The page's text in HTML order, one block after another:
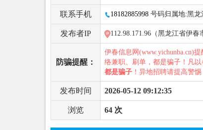
联系手机 18182885998 号码归属地:黑龙
发布者IP 112.98.171.96（黑龙江省伊春
防骗提醒：
伊春信息网(www.yichunba.cn)提
络兼职、刷单，都是骗子！凡
都是骗子 ！异地招聘请提高警惕
发布时间 2026-05-12 09:12:35
浏览 64 次